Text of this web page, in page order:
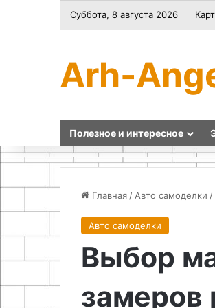
Суббота, 8 августа 2026
Arh-
Полезное и интересное
Главная / Авто самоделки /
Авто самоделки
Выбор
замеров